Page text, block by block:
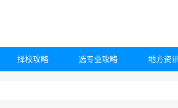
择校攻略 选专业攻略 地方资